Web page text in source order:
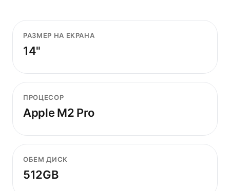
РАЗМЕР НА ЕКРАНА
14"
ПРОЦЕСОР
Apple M2 Pro
ОБЕМ ДИСК
512GB